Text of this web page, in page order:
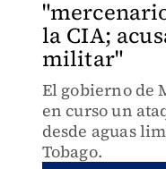
la CIA;
militar"
El gobierno de
en curso un
desde aguas
Tobago.